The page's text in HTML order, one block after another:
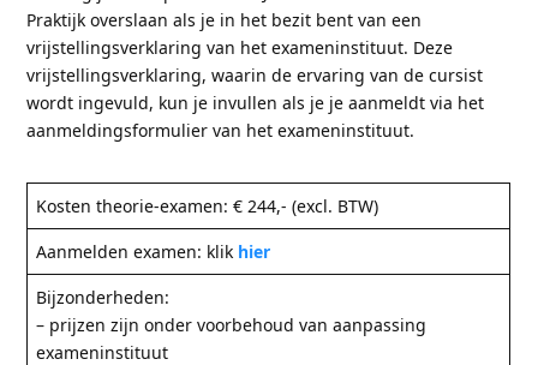
Praktijk overslaan als je in het bezit bent van een
vrijstellingsverklaring van het exameninstituut. Deze
vrijstellingsverklaring, waarin de ervaring van de cursist
wordt ingevuld, kun je invullen als je je aanmeldt via het
aanmeldingsformulier van het exameninstituut.
Kosten theorie-examen: € 244,- (excl. BTW)
Aanmelden examen: klik hier
Bijzonderheden:
– prijzen zijn onder voorbehoud van aanpassing
exameninstituut